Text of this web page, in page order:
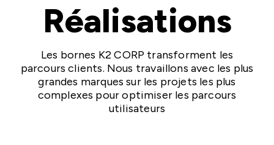
Réalisations
Les bornes K2 CORP transforment les
parcours clients. Nous travaillons avec les plus
grandes marques sur les projets les plus
complexes pour optimiser les parcours
utilisateurs